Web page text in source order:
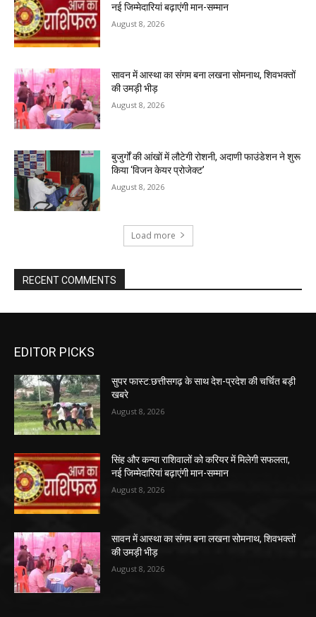
नई जिम्मेदारियां बढ़ाएंगी मान-सम्मान
August 8, 2026
सावन में आस्था का संगम बना लखना सोमनाथ, शिवभक्तों
की उमड़ी भीड़
August 8, 2026
बुजुर्गों की आंखों में लौटेगी रोशनी, अदाणी फाउंडेशन ने शुरू
किया ‘विजन केयर प्रोजेक्ट’
August 8, 2026
Load more
RECENT COMMENTS
EDITOR PICKS
सुपर फास्ट:छत्तीसगढ़ के साथ देश-प्रदेश की चर्चित बड़ी
खबरे
August 8, 2026
सिंह और कन्या राशिवालों को करियर में मिलेगी सफलता,
नई जिम्मेदारियां बढ़ाएंगी मान-सम्मान
August 8, 2026
सावन में आस्था का संगम बना लखना सोमनाथ, शिवभक्तों
की उमड़ी भीड़
August 8, 2026